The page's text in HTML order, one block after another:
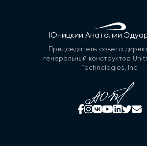
Юницкий Анатолий
Председатель совета
генеральный конструктор
Technologies, Inc.